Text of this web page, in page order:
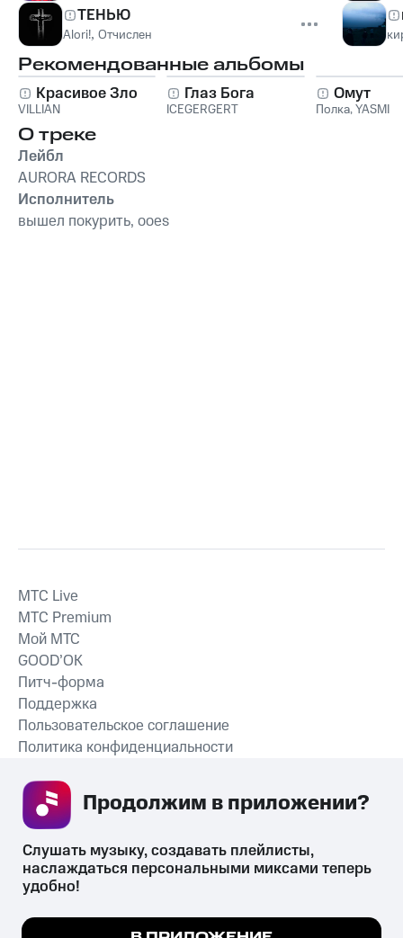
ТЕНЬЮ
Alori!, Отчислен
Рекомендованные альбомы
Красивое Зло
VILLIAN
Глаз Бога
ICEGERGERT
Омут
Полка,YASMI
О треке
Лейбл
AURORA RECORDS
Исполнитель
вышел покурить, ooes
СКАЧАТЬ ПРИЛОЖЕНИЕ
MTС Live
MTС Premium
Мой МТС
GOOD’OK
Питч-форма
Поддержка
Пользовательское соглашение
Политика конфиденциальности
психотропных веществ, их аналогов причиняет вред здоровью,
Мы используем куки, чтобы на сайте все
Слушать музыку, создавать плейлисты,
наслаждаться персональными миксами теперь
удобно!